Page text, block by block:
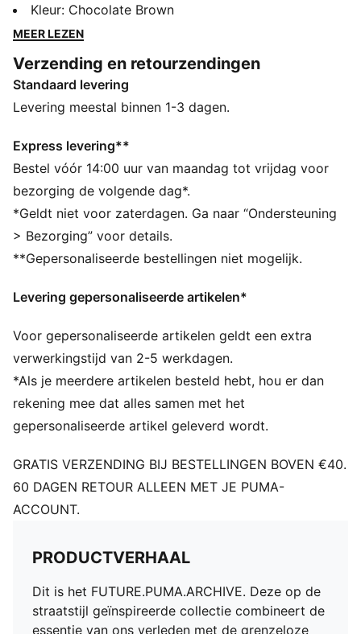
essentie van ons verleden met de grenzeloze
mogelijkheden van onze toekomst. Retro en toch
statement.
ALLE INS EN OUTS
Gemaakt met minstens 50% gerecyclede materialen.
Bovenkap met flap
Hoofdvak met gespen en verstelbaar trekkoord aan
de opening
Groot voorvak met rits, twee zijvakken met rits,
interne gevoerde laptophoes
Verstelbare, gevoerde schouderbanden; handgreep
van webbing
Gewatteerd achterpaneel
PUMA KING-logo
Kleur: Chocolate Brown
MEER LEZEN
Verzending en retourzendingen
Standaard levering
Levering meestal binnen 1-3 dagen.
Express levering**
Bestel vóór 14:00 uur van maandag tot vrijdag voor
bezorging de volgende dag*.
*Geldt niet voor zaterdagen. Ga naar “Ondersteuning
> Bezorging” voor details.
**Gepersonaliseerde bestellingen niet mogelijk.
Levering gepersonaliseerde artikelen*
Voor gepersonaliseerde artikelen geldt een extra
verwerkingstijd van 2-5 werkdagen.
*Als je meerdere artikelen besteld hebt, hou er dan
rekening mee dat alles samen met het
gepersonaliseerde artikel geleverd wordt.
GRATIS VERZENDING BIJ BESTELLINGEN BOVEN €40.
60 DAGEN RETOUR ALLEEN MET JE PUMA-
ACCOUNT.
PRODUCTVERHAAL
Dit is het FUTURE.PUMA.ARCHIVE. Deze op de
straatstijl geïnspireerde collectie combineert de
essentie van ons verleden met de grenzeloze